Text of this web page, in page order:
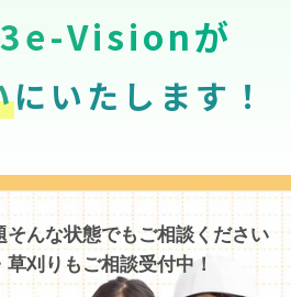
3e-Visionが
にいたします！
んな状態でもご相談ください
刈りもご相談受付中！